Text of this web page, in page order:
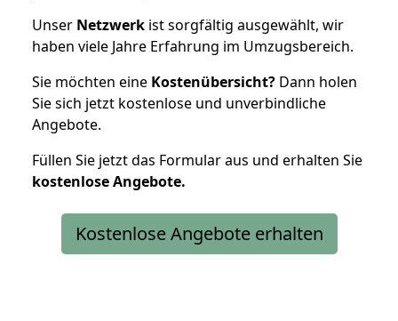
Unser Netzwerk ist sorgfältig ausgewählt, wir
haben viele Jahre Erfahrung im Umzugsbereich.
Sie möchten eine Kostenübersicht? Dann holen
Sie sich jetzt kostenlose und unverbindliche
Angebote.
Füllen Sie jetzt das Formular aus und erhalten Sie
kostenloseAngebote.
Kostenlose Angebote erhalten